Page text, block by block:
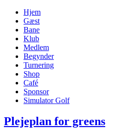
Hjem
Gæst
Bane
Klub
Medlem
Begynder
Turnering
Shop
Café
Sponsor
Simulator Golf
Plejeplan for greens